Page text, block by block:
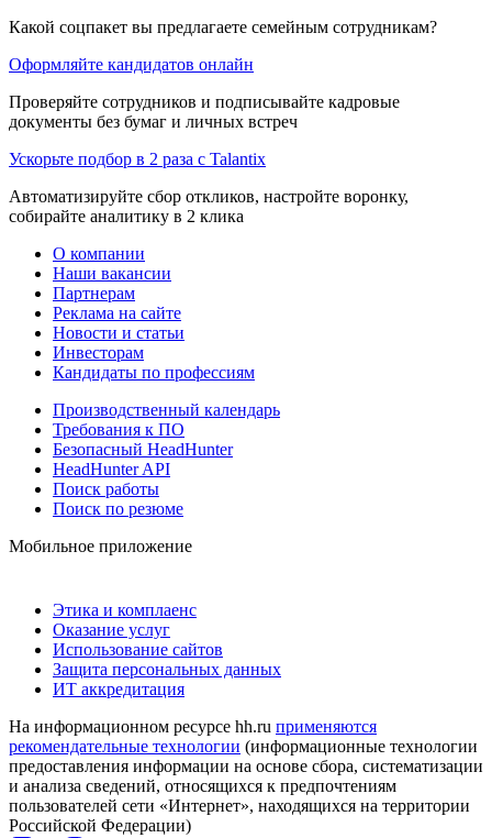
Какой соцпакет вы предлагаете семейным сотрудникам?
Оформляйте кандидатов онлайн
Проверяйте сотрудников и подписывайте кадровые
документы без бумаг и личных встреч
Ускорьте подбор в 2 раза с Talantix
Автоматизируйте сбор откликов, настройте воронку,
собирайте аналитику в 2 клика
О компании
Наши вакансии
Партнерам
Реклама на сайте
Новости и статьи
Инвесторам
Кандидаты по профессиям
Производственный календарь
Требования к ПО
Безопасный HeadHunter
HeadHunter API
Поиск работы
Поиск по резюме
Мобильное приложение
Этика и комплаенс
Оказание услуг
Использование сайтов
Защита персональных данных
ИТ аккредитация
На информационном ресурсе hh.ru применяются
рекомендательные технологии (информационные технологии
предоставления информации на основе сбора, систематизации
и анализа сведений, относящихся к предпочтениям
пользователей сети «Интернет», находящихся на территории
Российской Федерации)